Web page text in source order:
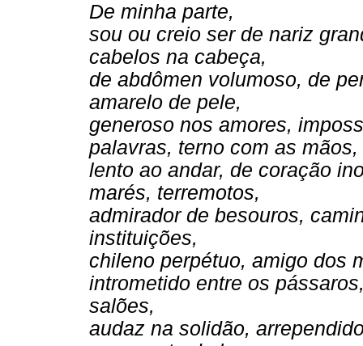
De minha parte,
sou ou creio ser de nariz
cabelos na cabeça,
de abdômen volumoso, de
amarelo de pele,
generoso nos amores,
palavras, terno com as mãos,
lento ao andar, de coração
marés, terremotos,
admirador de besouros,
instituições,
chileno perpétuo, amigo dos
intrometido entre os
salões,
audaz na solidão,